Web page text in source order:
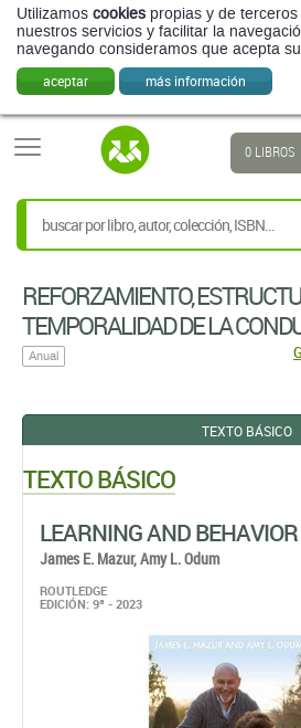
Utilizamos cookies propias y de
nuestros servicios y facilitar la
navegando consideramos que acepta
aceptar más información
0 LIBROS
REFORZAMIENTO,
TEMPORALIDAD DE LA
Anual
TEXTO BÁSICO
TEXTO BÁSICO
LEARNING AND BEHAVIOR
James E. Mazur,Amy L. Odum
ROUTLEDGE
EDICIÓN: 9ª - 2023